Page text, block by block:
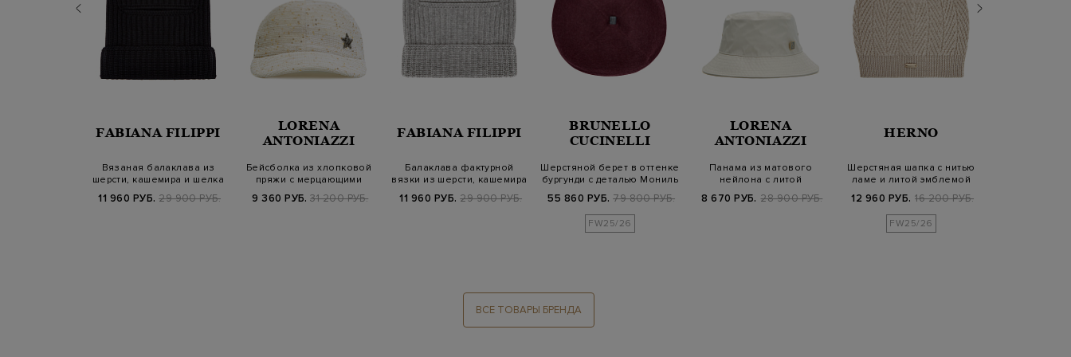
FABIANA FILIPPI
Вязаная балаклава из
шерсти, кашемира и шелка
11 960 РУБ. 29 900 РУБ.
LORENA
ANTONIAZZI
Бейсболка из хлопковой
пряжи с мерцающими
пайетками
9 360 РУБ. 31 200 РУБ.
FABIANA FILIPPI
Балаклава фактурной
вязки из шерсти, кашемира
и шелка
11 960 РУБ. 29 900 РУБ.
BRUNELLO
CUCINELLI
Шерстяной берет в оттенке
бургунди с деталью Мониль
55 860 РУБ. 79 800 РУБ.
FW25/26
LORENA
ANTONIAZZI
Панама из матового
нейлона с литой
символикой
8 670 РУБ. 28 900 РУБ.
HERNO
Шерстяная шапка с нитью
ламе и литой эмблемой
12 960 РУБ. 16 200 РУБ.
FW25/26
ВСЕ ТОВАРЫ БРЕНДА